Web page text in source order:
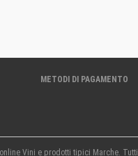
METODI DI PAGAMENTO
Vini e prodotti tipici Marche.